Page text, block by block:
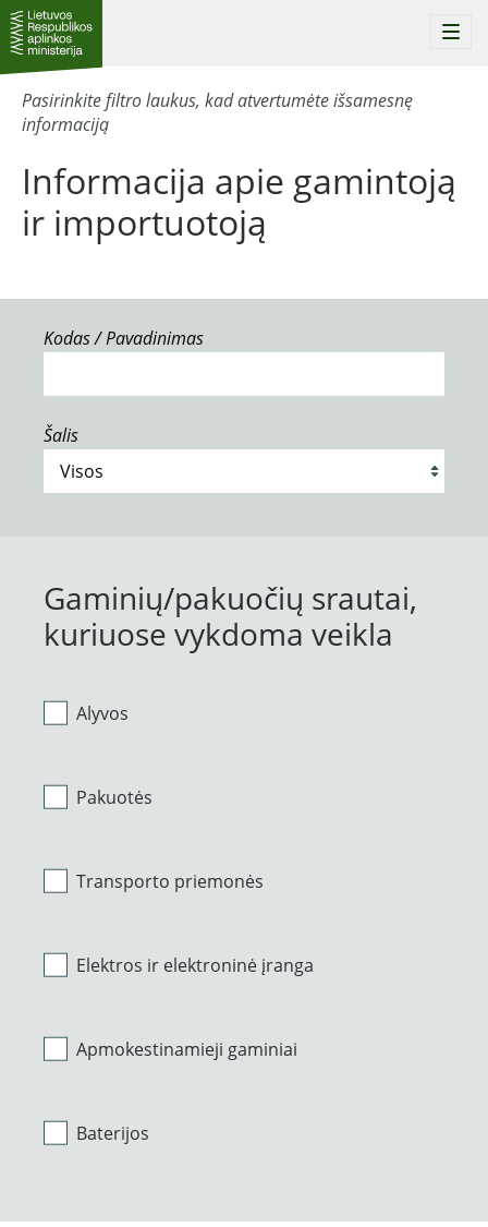
Informacija apie gamintoją
ir importuotoją
Pasirinkite filtro laukus, kad atvertumėte išsamesnę
informaciją
Kodas / Pavadinimas
Šalis
Gaminių/pakuočių srautai,
kuriuose vykdoma veikla
Alyvos
Pakuotės
Transporto priemonės
Elektros ir elektroninė įranga
Apmokestinamieji gaminiai
Baterijos